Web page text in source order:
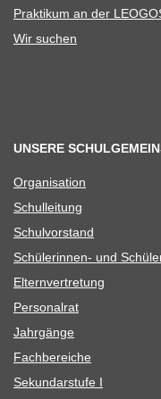
Prak­ti­kum an der
Wir suchen
UNSERE
Orga­ni­sa­tion
Schul­lei­tung
Schul­vor­stand
Schü­le­rin­nen- und
Eltern­ver­tre­tung
Per­so­nal­rat
Jahr­gänge
Fach­be­rei­che
Sekun­dar­stufe I